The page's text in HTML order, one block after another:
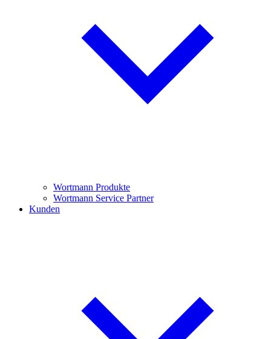
Wortmann Produkte
Wortmann Service Partner
Kunden